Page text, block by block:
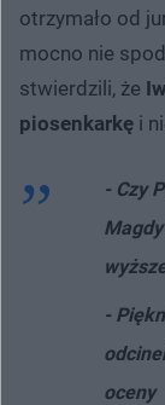
otrzymało od
mocno nie
stwierdzili, że
piosenkarkę i
- Czy
-
oceny